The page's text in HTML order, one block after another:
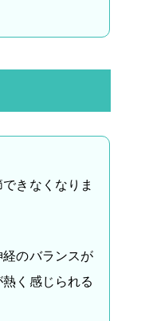
きなくなりま
のバランスが
く感じられる